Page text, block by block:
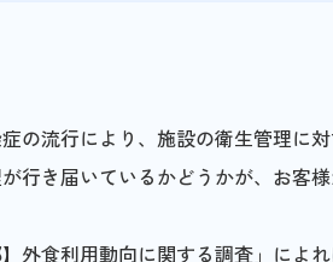
の流行により、施設の衛生管理に
行き届いているかどうかが、お客
】外食利用動向に関する調査」に